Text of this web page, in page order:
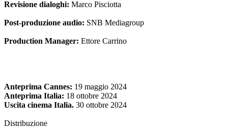
Revisione dialoghi: Marco Pisciotta
Post-produzione audio: SNB Mediagroup
Production Manager: Ettore Carrino
Anteprima Cannes: 19 maggio 2024
Anteprima Italia: 18 ottobre 2024
Uscita cinema Italia. 30 ottobre 2024
Distribuzione